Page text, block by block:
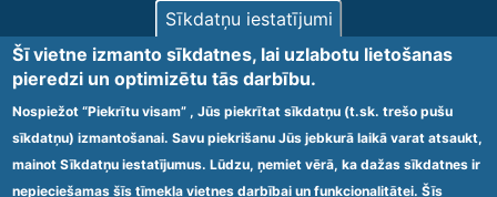
zvanīt).
Nodrošinām vides piekļūstamību personām ar
funkcionāliem traucējumiem! SIA „Sanare-KRC
Jaunķemeri”, Kolkas ielā 20, Jūrmalā ir nodrošināta vides
piekļūstamība personām ar funkcionāliem traucējumiem,
tādejādi nodrošinot atbilstību Ministru kabineta
2009.gada 20.janvāra noteikumos Nr.60 „Noteikumi par
obligātajām prasībām ārstniecības iestādēm un to
struktūrvienībām” minētajām prasībām.
Sīkdatņu iestatījumi
Šī vietne izmanto sīkdatnes, lai uzlabotu lietošanas
pieredzi un optimizētu tās darbību.
Nospiežot “Piekrītu visam” , Jūs piekrītat sīkdatņu (t.sk. trešo pušu
sīkdatņu) izmantošanai. Savu piekrišanu Jūs jebkurā laikā varat atsaukt,
mainot Sīkdatņu iestatījumus. Lūdzu, ņemiet vērā, ka dažas sīkdatnes ir
nepieciešamas šīs tīmekļa vietnes darbībai un funkcionalitātei. Šīs